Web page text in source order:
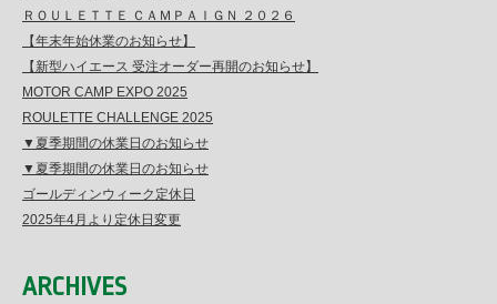
ＲＯＵＬＥＴＴＥ ＣＡＭＰＡＩＧＮ ２０２６
【年末年始休業のお知らせ】
【新型ハイエース 受注オーダー再開のお知らせ】
MOTOR CAMP EXPO 2025
ROULETTE CHALLENGE 2025
▼夏季期間の休業日のお知らせ
▼夏季期間の休業日のお知らせ
ゴールディンウィーク定休日
2025年4月より定休日変更
ARCHIVES